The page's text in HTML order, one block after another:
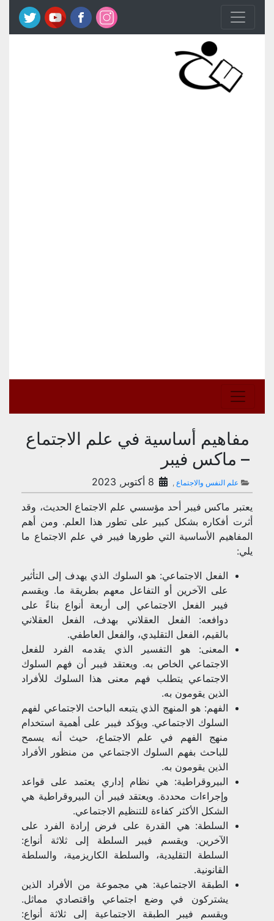
مفاهيم أساسية في علم الاجتماع
– ماكس فيبر
علم النفس والاجتماع ,
يعتبر ماكس فيبر أحد مؤسسي علم الاجتماع الحديث، وقد
أثرت أفكاره بشكل كبير على تطور هذا العلم. ومن أهم
المفاهيم الأساسية التي طورها فيبر في علم الاجتماع ما
يلي:
الفعل الاجتماعي: هو السلوك الذي يهدف إلى التأثير
على الآخرين أو التفاعل معهم بطريقة ما. ويقسم
فيبر الفعل الاجتماعي إلى أربعة أنواع بناءً على
دوافعه: الفعل العقلاني بهدف، الفعل العقلاني
بالقيم، الفعل التقليدي، والفعل العاطفي.
المعنى: هو التفسير الذي يقدمه الفرد للفعل
الاجتماعي الخاص به. ويعتقد فيبر أن فهم السلوك
الاجتماعي يتطلب فهم معنى هذا السلوك للأفراد
الذين يقومون به.
الفهم: هو المنهج الذي يتبعه الباحث الاجتماعي لفهم
السلوك الاجتماعي. ويؤكد فيبر على أهمية استخدام
منهج الفهم في علم الاجتماع، حيث أنه يسمح
للباحث بفهم السلوك الاجتماعي من منظور الأفراد
الذين يقومون به.
البيروقراطية: هي نظام إداري يعتمد على قواعد
وإجراءات محددة. ويعتقد فيبر أن البيروقراطية هي
الشكل الأكثر كفاءة للتنظيم الاجتماعي.
السلطة: هي القدرة على فرض إرادة الفرد على
الآخرين. ويقسم فيبر السلطة إلى ثلاثة أنواع:
السلطة التقليدية، والسلطة الكاريزمية، والسلطة
القانونية.
الطبقة الاجتماعية: هي مجموعة من الأفراد الذين
يشتركون في وضع اجتماعي واقتصادي مماثل.
ويقسم فيبر الطبقة الاجتماعية إلى ثلاثة أنواع: